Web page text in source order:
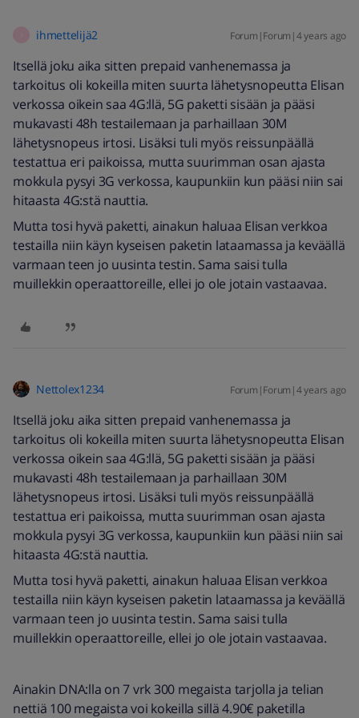
ihmettelijä2 Forum|Forum|4 years ago
Itsellä joku aika sitten prepaid vanhenemassa ja
tarkoitus oli kokeilla miten suurta lähetysnopeutta Elisan
verkossa oikein saa 4G:llä, 5G paketti sisään ja pääsi
mukavasti 48h testailemaan ja parhaillaan 30M
lähetysnopeus irtosi. Lisäksi tuli myös reissunpäällä
testattua eri paikoissa, mutta suurimman osan ajasta
mokkula pysyi 3G verkossa, kaupunkiin kun pääsi niin sai
hitaasta 4G:stä nauttia.
Mutta tosi hyvä paketti, ainakun haluaa Elisan verkkoa
testailla niin käyn kyseisen paketin lataamassa ja keväällä
varmaan teen jo uusinta testin. Sama saisi tulla
muillekkin operaattoreille, ellei jo ole jotain vastaavaa.
Nettolex1234 Forum|Forum|4 years ago
Itsellä joku aika sitten prepaid vanhenemassa ja
tarkoitus oli kokeilla miten suurta lähetysnopeutta Elisan
verkossa oikein saa 4G:llä, 5G paketti sisään ja pääsi
mukavasti 48h testailemaan ja parhaillaan 30M
lähetysnopeus irtosi. Lisäksi tuli myös reissunpäällä
testattua eri paikoissa, mutta suurimman osan ajasta
mokkula pysyi 3G verkossa, kaupunkiin kun pääsi niin sai
hitaasta 4G:stä nauttia.
Mutta tosi hyvä paketti, ainakun haluaa Elisan verkkoa
testailla niin käyn kyseisen paketin lataamassa ja keväällä
varmaan teen jo uusinta testin. Sama saisi tulla
muillekkin operaattoreille, ellei jo ole jotain vastaavaa.
Ainakin DNA:lla on 7 vrk 300 megaista tarjolla ja telian
nettiä 100 megaista voi kokeilla sillä 4.90€ paketilla